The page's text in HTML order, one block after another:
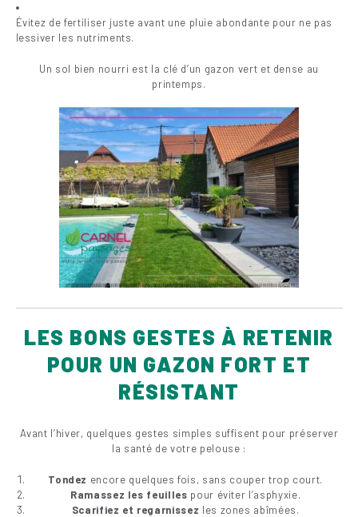
Évitez de fertiliser juste avant une pluie abondante pour ne pas
lessiver les nutriments.
Un sol bien nourri est la clé d’un gazon vert et dense au
printemps.
LES BONS GESTES À RETENIR
POUR UN GAZON FORT ET
RÉSISTANT
Avant l’hiver, quelques gestes simples suffisent pour préserver
la santé de votre pelouse :
Tondez encore quelques fois, sans couper trop court.
Ramassez les feuilles pour éviter l’asphyxie.
Scarifiez et regarnissez les zones abîmées.